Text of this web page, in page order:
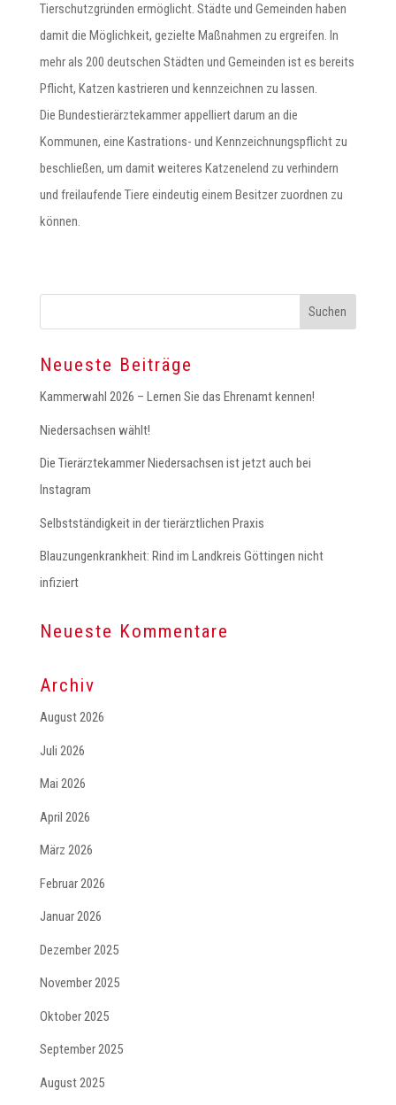
Tierschutzgründen ermöglicht. Städte und Gemeinden haben
damit die Möglichkeit, gezielte Maßnahmen zu ergreifen. In
mehr als 200 deutschen Städten und Gemeinden ist es bereits
Pflicht, Katzen kastrieren und kennzeichnen zu lassen.
Die Bundestierärztekammer appelliert darum an die
Kommunen, eine Kastrations- und Kennzeichnungspflicht zu
beschließen, um damit weiteres Katzenelend zu verhindern
und freilaufende Tiere eindeutig einem Besitzer zuordnen zu
können.
Neueste Beiträge
Kammerwahl 2026 – Lernen Sie das Ehrenamt kennen!
Niedersachsen wählt!
Die Tierärztekammer Niedersachsen ist jetzt auch bei
Instagram
Selbstständigkeit in der tierärztlichen Praxis
Blauzungenkrankheit: Rind im Landkreis Göttingen nicht
infiziert
Neueste Kommentare
Archiv
August 2026
Juli 2026
Mai 2026
April 2026
März 2026
Februar 2026
Januar 2026
Dezember 2025
November 2025
Oktober 2025
September 2025
August 2025